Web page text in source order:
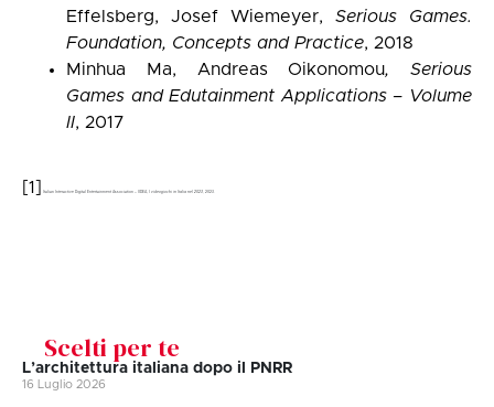
Effelsberg, Josef Wiemeyer, Serious Games.
Foundation, Concepts and Practice, 2018
Minhua Ma, Andreas Oikonomou, Serious
Games and Edutainment Applications – Volume
II, 2017
[1] Italian Interactive Digital Entertainment Association – IIDEA, I videogiochi in Italia nel 2023 , 2023.
Scelti per te
L’architettura italiana dopo il PNRR
16 Luglio 2026